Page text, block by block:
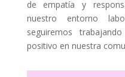
de empatía y
nuestro entorno
seguiremos
positivo en nuestra